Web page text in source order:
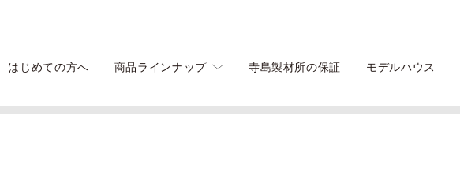
はじめての方へ 商品ラインナップ 寺島製材所の保証 モデルハウス
弾